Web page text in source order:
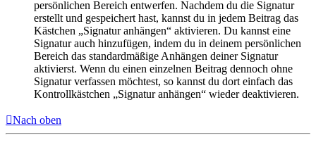
persönlichen Bereich entwerfen. Nachdem du die Signatur
erstellt und gespeichert hast, kannst du in jedem Beitrag das
Kästchen „Signatur anhängen“ aktivieren. Du kannst eine
Signatur auch hinzufügen, indem du in deinem persönlichen
Bereich das standardmäßige Anhängen deiner Signatur
aktivierst. Wenn du einen einzelnen Beitrag dennoch ohne
Signatur verfassen möchtest, so kannst du dort einfach das
Kontrollkästchen „Signatur anhängen“ wieder deaktivieren.
Nach oben